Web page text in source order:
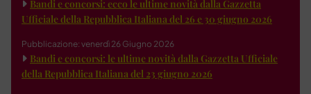
Bandi e concorsi: ecco le ultime novità dalla Gazzetta
Ufficiale della Repubblica Italiana del 26 e 30 giugno 2026
Pubblicazione: venerdì 26 Giugno 2026
Bandi e concorsi: le ultime novità dalla Gazzetta Ufficiale
della Repubblica Italiana del 23 giugno 2026